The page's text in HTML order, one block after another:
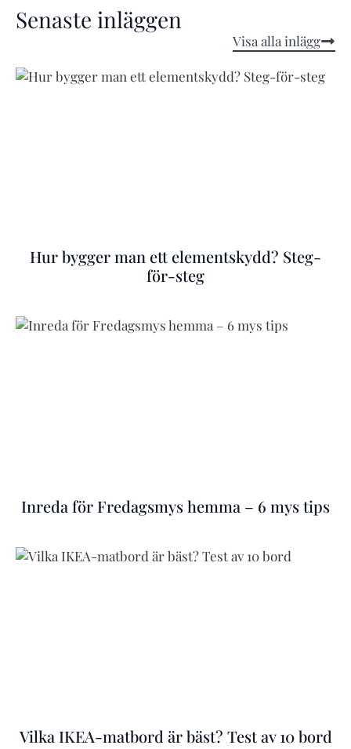
Senaste inläggen
Visa alla inlägg
Hur bygger man ett elementskydd? Steg-
för-steg
Inreda för Fredagsmys hemma – 6 mys tips
Vilka IKEA-matbord är bäst? Test av 10 bord